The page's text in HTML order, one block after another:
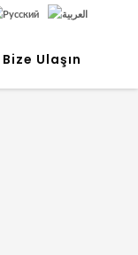
Bize Ulaşın